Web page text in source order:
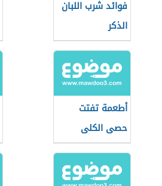
فوائد شرب اللبان
الذكر
أطعمة تفتت
حصى الكلى